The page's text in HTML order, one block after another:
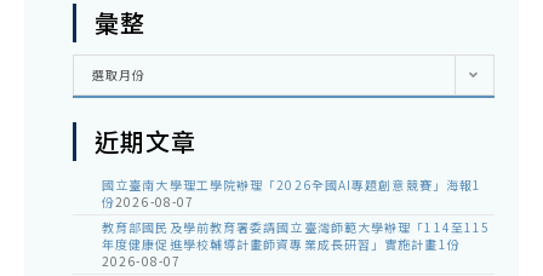
彙整
彙
選取月份
近期文章
國立臺南大學理工學院辦理「2026全國AI專題創意競賽」海報1
份2026-08-07
教育部國民及學前教育署委請國立臺灣師範大學辦理「114至115
年度健康促進學校輔導計畫師資專業成長研習」實施計畫1份
2026-08-07